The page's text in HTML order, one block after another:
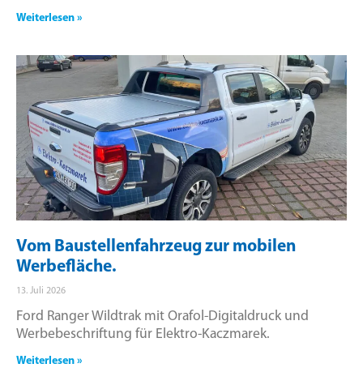
Weiterlesen »
Vom Baustellenfahrzeug zur mobilen
Werbefläche.
13. Juli 2026
Ford Ranger Wildtrak mit Orafol-Digitaldruck und
Werbebeschriftung für Elektro-Kaczmarek.
Weiterlesen »